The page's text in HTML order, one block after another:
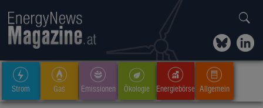
Strom Gas Emissionen Ökologie Energiebörse Allgemein